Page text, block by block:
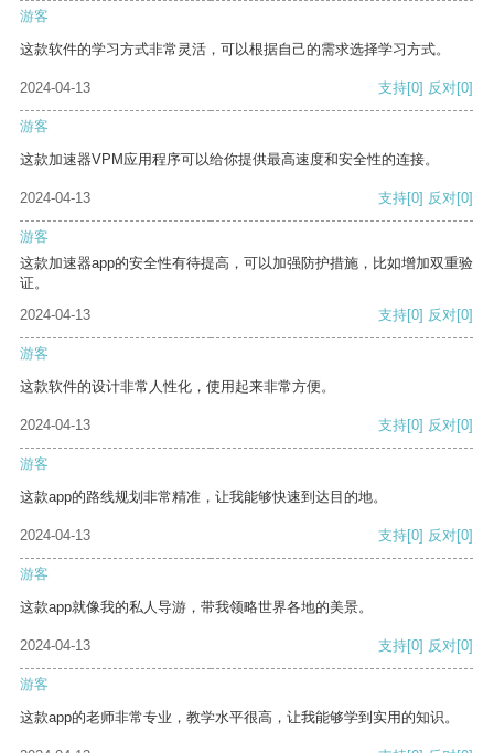
游客
这款软件的学习方式非常灵活，可以根据自己的需求选择学习方式。
2024-04-13 支持[0] 反对[0]
游客
这款加速器VPM应用程序可以给你提供最高速度和安全性的连接。
2024-04-13 支持[0] 反对[0]
游客
这款加速器app的安全性有待提高，可以加强防护措施，比如增加双重验
证。
2024-04-13
支持[0] 反对[0]
游客
这款软件的设计非常人性化，使用起来非常方便。
2024-04-13 支持[0] 反对[0]
游客
这款app的路线规划非常精准，让我能够快速到达目的地。
2024-04-13 支持[0] 反对[0]
游客
这款app就像我的私人导游，带我领略世界各地的美景。
2024-04-13 支持[0] 反对[0]
游客
这款app的老师非常专业，教学水平很高，让我能够学到实用的知识。